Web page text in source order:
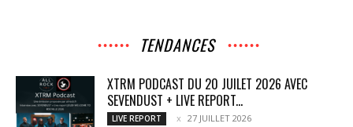
TENDANCES
XTRM PODCAST DU 20 JUILET 2026 AVEC
SEVENDUST + LIVE REPORT...
LIVE REPORT 27 JUILLET 2026